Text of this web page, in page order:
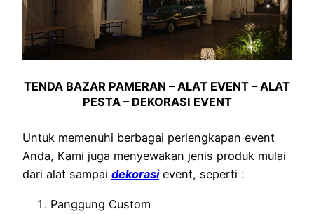
TENDA BAZAR PAMERAN – ALAT EVENT – ALAT
PESTA – DEKORASI EVENT
Untuk memenuhi berbagai perlengkapan event
Anda, Kami juga menyewakan jenis produk mulai
dari alat sampai dekorasievent, seperti :
Panggung Custom